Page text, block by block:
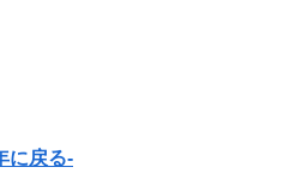
に戻る-